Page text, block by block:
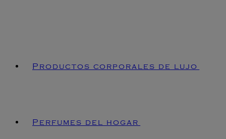
Productos corporales de lujo
Perfumes del hogar